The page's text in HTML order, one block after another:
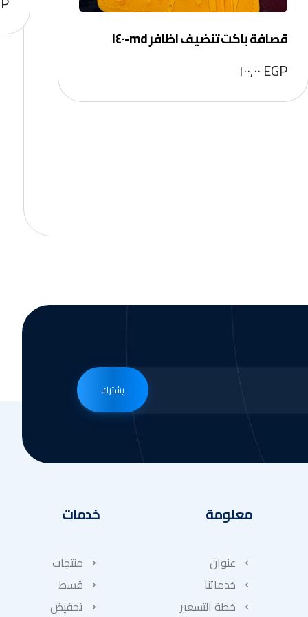
قصافة باكت تنضيف اظافر md-١٤٠
EGP
يشترك
معلومة
عنوان
خدماتنا
خطة التسعير
خدمات
منتجات
قسط
تخفيض